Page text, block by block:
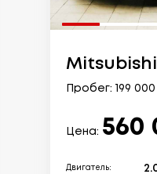
Пробег: 199 000
Цена: 560
Двигатель: